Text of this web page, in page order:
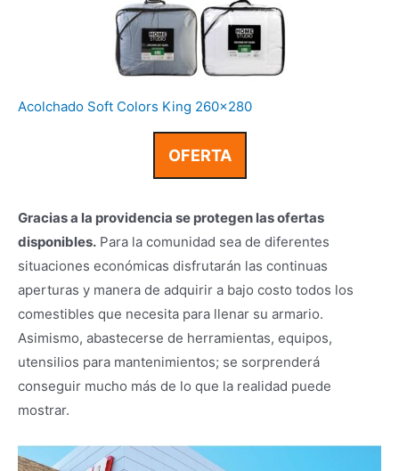
Acolchado Soft Colors King 260×280
OFERTA
Gracias a la providencia se protegen las ofertas
disponibles. Para la comunidad sea de diferentes
situaciones económicas disfrutarán las continuas
aperturas y manera de adquirir a bajo costo todos los
comestibles que necesita para llenar su armario.
Asimismo, abastecerse de herramientas, equipos,
utensilios para mantenimientos; se sorprenderá
conseguir mucho más de lo que la realidad puede
mostrar.